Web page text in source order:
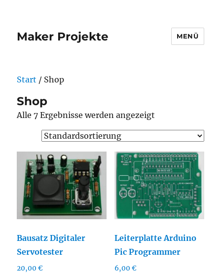
Maker Projekte MENÜ
Start / Shop
Shop
Alle 7 Ergebnisse werden angezeigt
Bausatz Digitaler
Servotester
20,00€
Leiterplatte Arduino
Pic Programmer
6,00 €